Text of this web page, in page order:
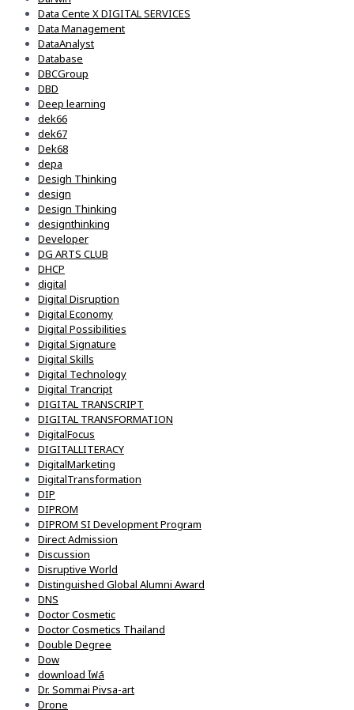
Data Cente X DIGITAL SERVICES
Data Management
DataAnalyst
Database
DBCGroup
DBD
Deep learning
dek66
dek67
Dek68
depa
Desigh Thinking
design
Design Thinking
designthinking
Developer
DG ARTS CLUB
DHCP
digital
Digital Disruption
Digital Economy
Digital Possibilities
Digital Signature
Digital Skills
Digital Technology
Digital Trancript
DIGITAL TRANSCRIPT
DIGITAL TRANSFORMATION
DigitalFocus
DIGITALLITERACY
DigitalMarketing
DigitalTransformation
DIP
DIPROM
DIPROM SI Development Program
Direct Admission
Discussion
Disruptive World
Distinguished Global Alumni Award
DNS
Doctor Cosmetic
Doctor Cosmetics Thailand
Double Degree
Dow
download ไฟล์
Dr. Sommai Pivsa-art
Drone